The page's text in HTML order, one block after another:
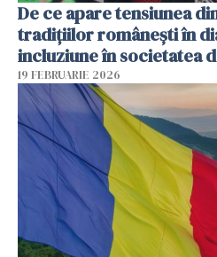
De ce apare tensiunea
tradițiilor românești în
incluziune în societatea
19 FEBRUARIE 2026